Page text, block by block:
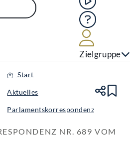
Hilfe
Zielgruppe
Start
Aktuelles
Parlamentskorrespondenz
NR. 689 VOM